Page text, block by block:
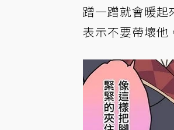
蹭一蹭就會暖
表示不要帶壞他